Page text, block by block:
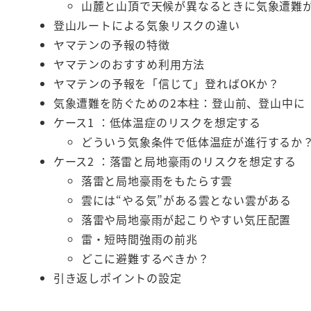
山麓と山頂で天候が異なるときに気象遭難
登山ルートによる気象リスクの違い
ヤマテンの予報の特徴
ヤマテンのおすすめ利用方法
ヤマテンの予報を「信じて」登ればOKか？
気象遭難を防ぐための2本柱：登山前、登山中に
ケース1 ：低体温症のリスクを想定する
どういう気象条件で低体温症が進行するか？
ケース2 ：落雷と局地豪雨のリスクを想定する
落雷と局地豪雨をもたらす雲
雲には“やる気”がある雲とない雲がある
落雷や局地豪雨が起こりやすい気圧配置
雷・短時間強雨の前兆
どこに避難するべきか？
引き返しポイントの設定